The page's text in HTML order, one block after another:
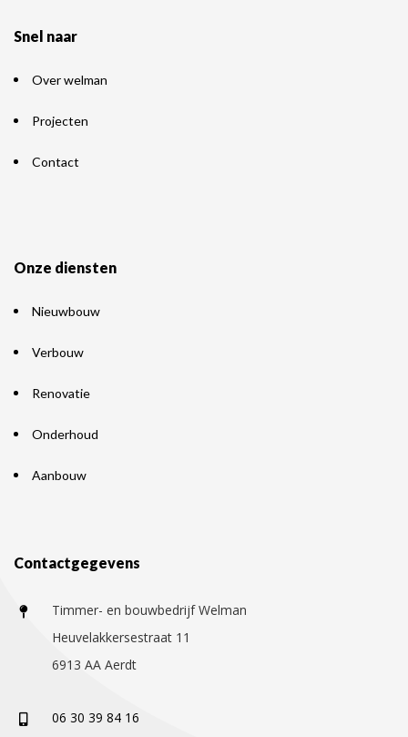
Snel naar
Over welman
Projecten
Contact
Onze diensten
Nieuwbouw
Verbouw
Renovatie
Onderhoud
Aanbouw
Contactgegevens
Timmer- en bouwbedrijf Welman
Heuvelakkersestraat 11
6913 AA Aerdt
06 30 39 84 16